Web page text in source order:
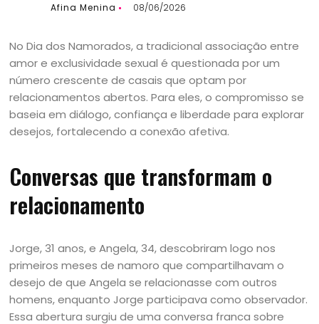
Afina Menina 08/06/2026
No Dia dos Namorados, a tradicional associação entre
amor e exclusividade sexual é questionada por um
número crescente de casais que optam por
relacionamentos abertos. Para eles, o compromisso se
baseia em diálogo, confiança e liberdade para explorar
desejos, fortalecendo a conexão afetiva.
Conversas que transformam o
relacionamento
Jorge, 31 anos, e Angela, 34, descobriram logo nos
primeiros meses de namoro que compartilhavam o
desejo de que Angela se relacionasse com outros
homens, enquanto Jorge participava como observador.
Essa abertura surgiu de uma conversa franca sobre